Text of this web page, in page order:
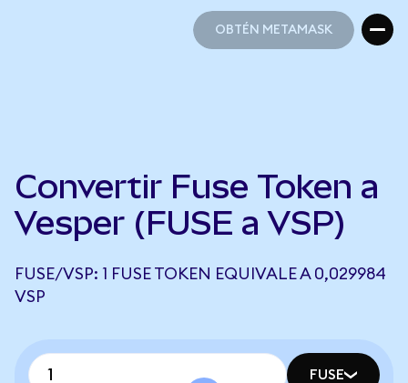
OBTÉN METAMASK
Convertir Fuse Token a
Vesper (FUSE a VSP)
FUSE/VSP: 1 FUSE TOKEN EQUIVALE A 0,029984
VSP
FUSE